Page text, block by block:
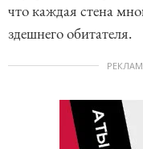
что каждая стена
здешнего обитателя.